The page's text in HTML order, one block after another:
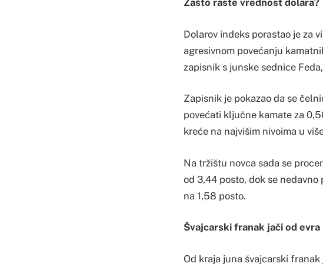
Zašto raste vrednost dolara?
Dolarov indeks porastao je za
agresivnom povećanju
zapisnik s junske sednice
Zapisnik je pokazao da se
povećati ključne kamate za
kreće na najvišim nivoima u
Na tržištu novca sada se
od 3,44 posto, dok se
na 1,58 posto.
Švajcarski franak jači od evra
Od kraja juna švajcarski